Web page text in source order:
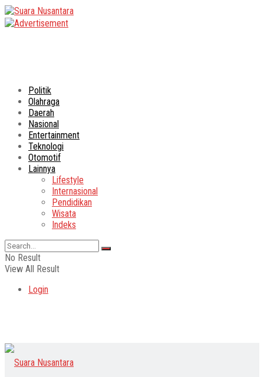
Politik
Olahraga
Daerah
Nasional
Entertainment
Teknologi
Otomotif
Lainnya
Lifestyle
Internasional
Pendidikan
Wisata
Indeks
No Result
View All Result
Login